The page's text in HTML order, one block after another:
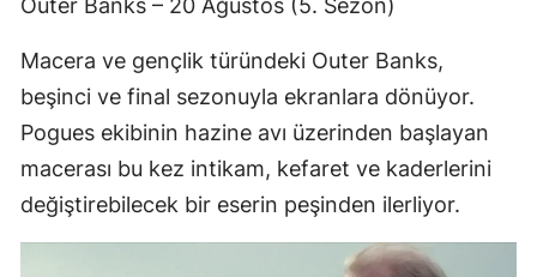
Outer Banks – 20 Ağustos (5. Sezon)
Macera ve gençlik türündeki Outer Banks,
beşinci ve final sezonuyla ekranlara dönüyor.
Pogues ekibinin hazine avı üzerinden başlayan
macerası bu kez intikam, kefaret ve kaderlerini
değiştirebilecek bir eserin peşinden ilerliyor.